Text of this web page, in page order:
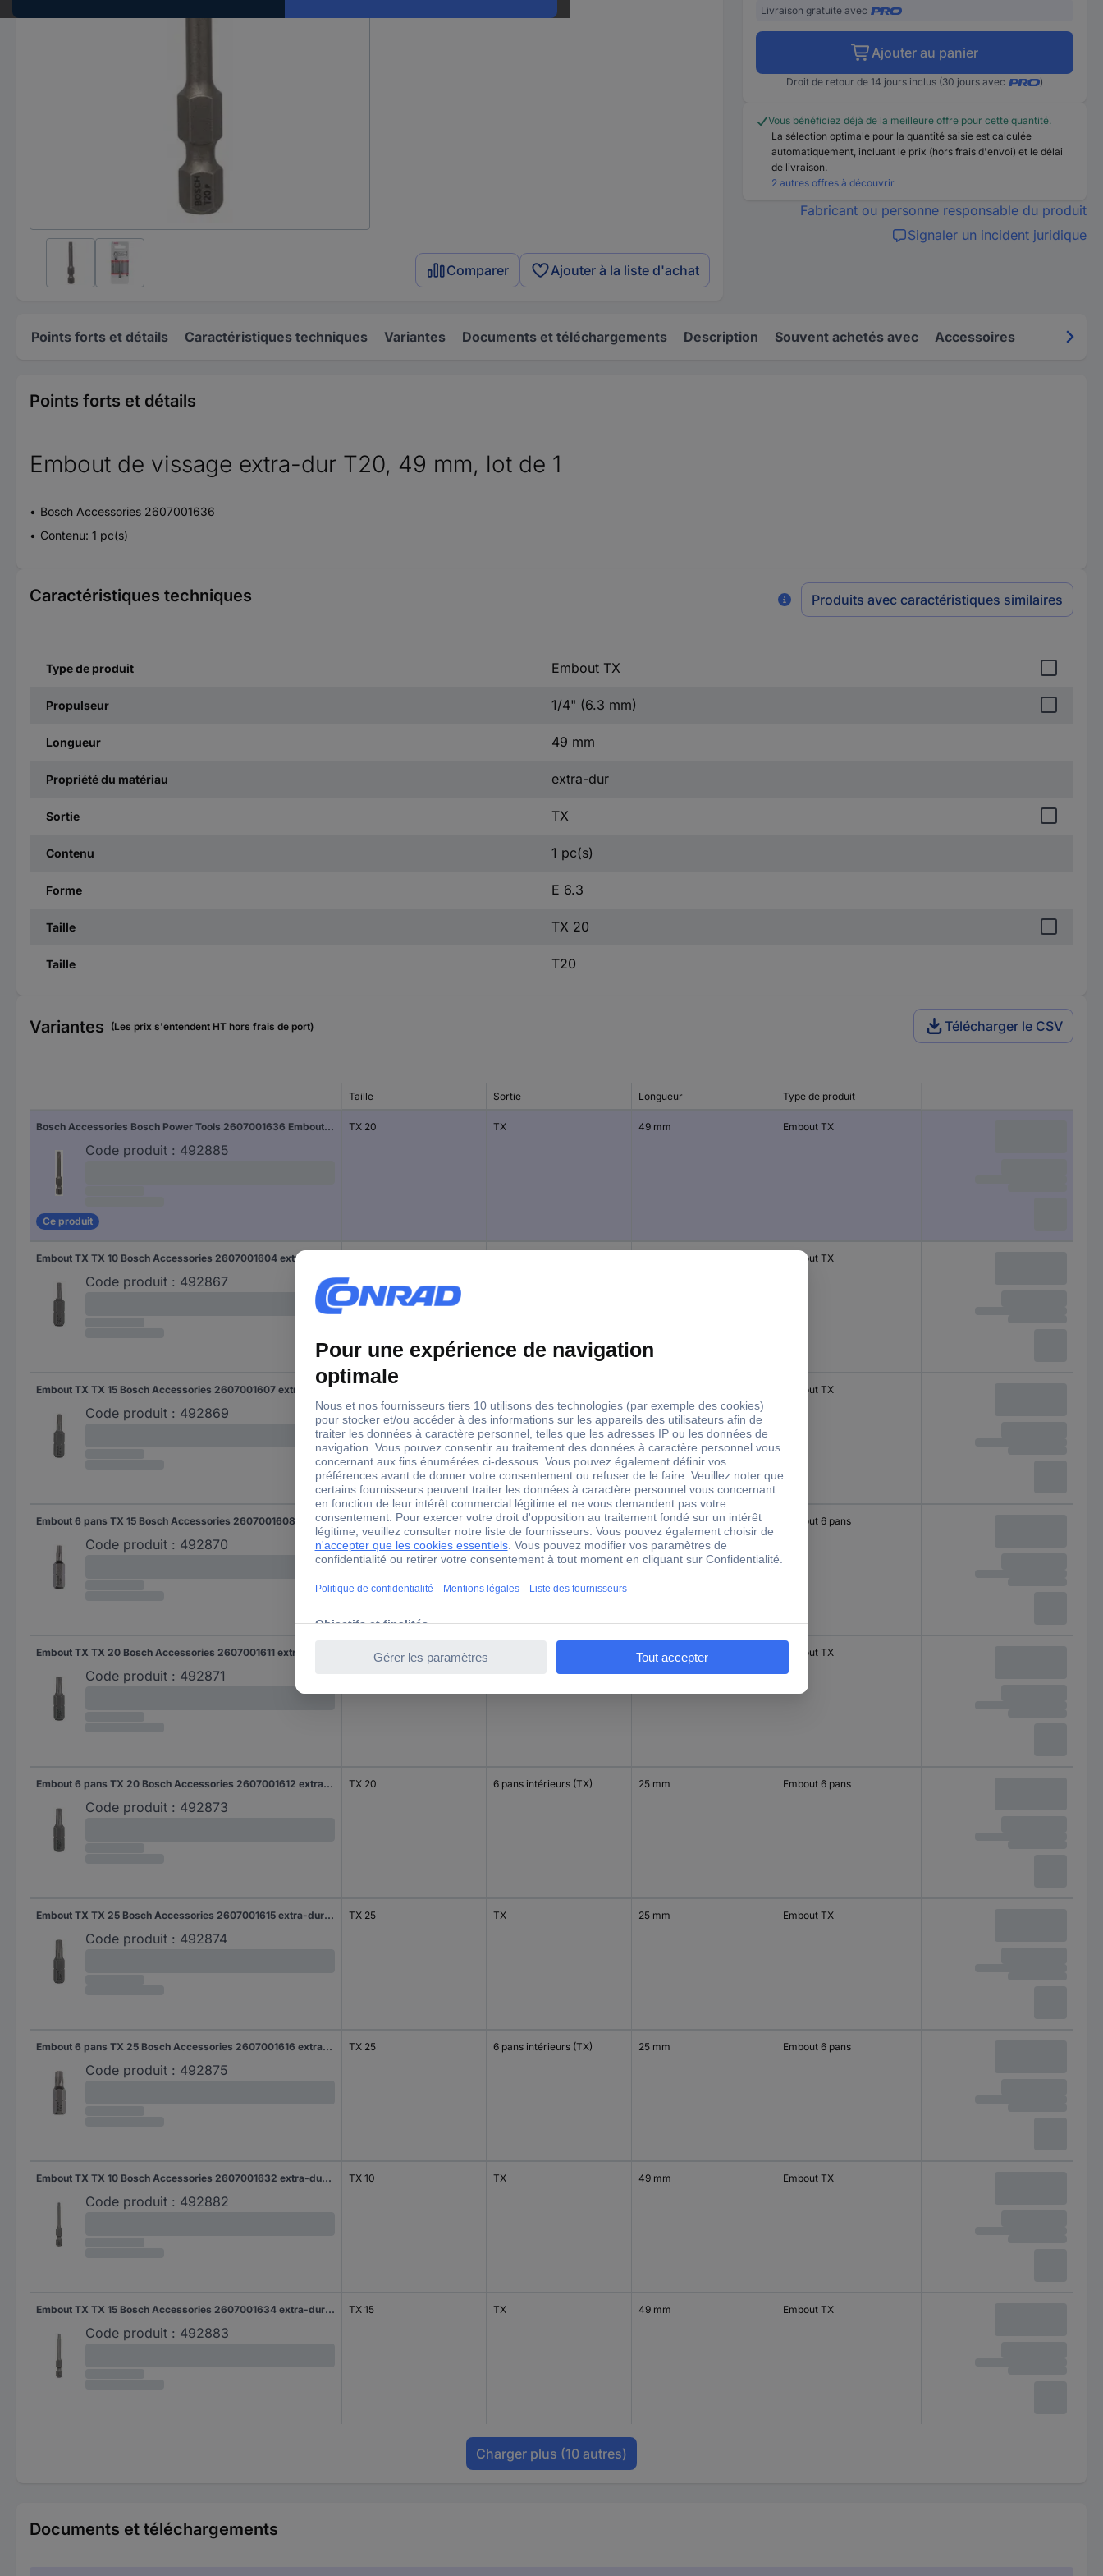
Comparer Ajouter à la liste d'achat
Livraison gratuite avec
Ajouter au panier
Droit de retour de 14 jours inclus (30 jours avec )
Vous bénéficiez déjà de la meilleure offre pour cette quantité.
La sélection optimale pour la quantité saisie est calculée
automatiquement, incluant le prix (hors frais d'envoi) et le délai
de livraison.
2 autres offres à découvrir
Fabricant ou personne responsable du produit
Signaler un incident juridique
Points forts et détails Caractéristiques techniques Variantes Documents et téléchargements Description Souvent achetés avec Accessoires
Points forts et détails
Embout de vissage extra-dur T20, 49 mm, lot de 1
Bosch Accessories 2607001636
Contenu: 1 pc(s)
Caractéristiques techniques Produits avec caractéristiques similaires
Type de produit Embout TX
Propulseur 1/4" (6.3 mm)
Longueur 49 mm
Propriété du matériau extra-dur
Sortie TX
Contenu 1 pc(s)
Forme E 6.3
Taille TX 20
Taille T20
Variantes (Les prix s'entendent HT hors frais de port) Télécharger le CSV
Taille Sortie Longueur Type de produit
Bosch Accessories Bosch Power Tools 2607001636 Embout TX TX 20 extra-dur E 6.3 1 pc(s)
Code produit : 492885
Ce produit
TX 20 TX 49 mm Embout TX
Code produit : 492867
Embout TX
Embout TX TX 15 Bosch Accessories 2607001607 extra-dur Forme (embouts): C 6.3 3 pc(s)
Code produit : 492869
Embout TX
Embout 6 pans TX 15 Bosch Accessories 2607001608 extra-dur Forme (embouts): C 6.3 10 pc(s)
Code produit : 492870
TX 15 6 pans intérieurs (TX) 25 mm Embout 6 pans
Code produit : 492871
TX 20 25 mm Embout TX
Embout 6 pans TX 20 Bosch Accessories 2607001612 extra-dur Forme (embouts): C 6.3 10 pc(s)
Code produit : 492873
TX 20 6 pans intérieurs (TX) 25 mm Embout 6 pans
Embout TX TX 25 Bosch Accessories 2607001615 extra-dur Forme (embouts): C 6.3 3 pc(s)
Code produit : 492874
TX 25 TX 25 mm Embout TX
Embout 6 pans TX 25 Bosch Accessories 2607001616 extra-dur Forme (embouts): C 6.3 10 pc(s)
Code produit : 492875
TX 25 6 pans intérieurs (TX) 25 mm Embout 6 pans
Embout TX TX 10 Bosch Accessories 2607001632 extra-dur Forme (embouts): E 6.3 1 pc(s)
Code produit : 492882
TX 10 TX 49 mm Embout TX
Embout TX TX 15 Bosch Accessories 2607001634 extra-dur Forme (embouts): E 6.3 1 pc(s)
Code produit : 492883
TX 15 TX 49 mm Embout TX
Charger plus (10 autres)
Documents et téléchargements